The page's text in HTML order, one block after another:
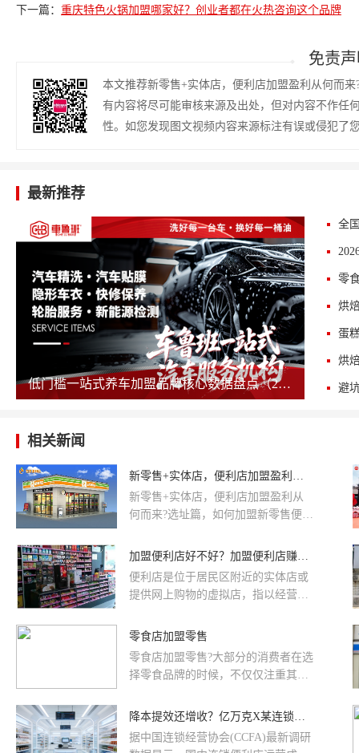
下一篇： 重庆特色火锅加盟哪家好？创业者都在火热咨询这个品牌
免责
本文推荐新零售+实体店，便利店加盟盈利从何而
有内容将尽可能审核来源及出处，但对内容不作任
性。如您发现图文视频内容来源标注有误或侵犯了
最新推荐
低门槛一站式养车加盟品牌核心数据盘点（2026版）
烘
蛋
相关新闻
新零售+实体店，便利店加盟盈利从何而来?
新零售+实体店，便利店加盟盈利从
何而来?选址篇，如何加盟新零售便利
店挣钱吗?这是便利店连锁加盟成立以
问题。
加盟便利店好不好？加盟便利店赚不赚钱？
便利店是位于居民区附近的实体店或
提供网上购物的虚拟店，指以经营即
需求为第一宗旨，采取自选式购物方
利店好不好？加盟便利店赚不赚钱？
零食店加盟零售
零食店加盟零售?大部分的消费者在选
择零食品牌的时候，不仅仅注重其零
牌。
降本提效还增收？亿万克X某连锁便利店品牌，实现智慧零售新升级
据中国连锁经营协会(CCFA)最新调研